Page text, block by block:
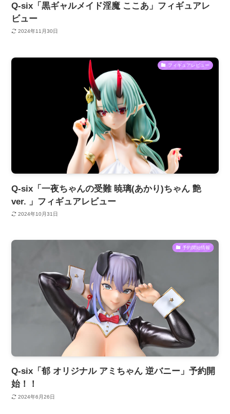
Q-six「黒ギャルメイド淫魔 ここあ」フィギュアレ
ビュー
2024年11月30日
フィギュアレビュー
Q-six「一夜ちゃんの受難 暁璃(あかり)ちゃん 艶
ver. 」フィギュアレビュー
2024年10月31日
予約開始情報
Q-six「郁 オリジナル アミちゃん 逆バニー」予約開
始！！
2024年6月26日